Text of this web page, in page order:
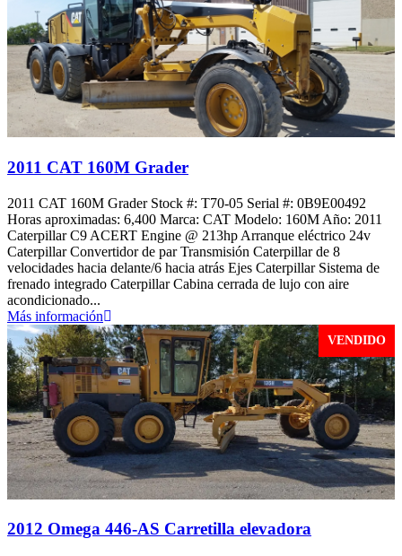
2011 CAT 160M Grader
2011 CAT 160M Grader Stock #: T70-05 Serial #: 0B9E00492
Horas aproximadas: 6,400 Marca: CAT Modelo: 160M Año: 2011
Caterpillar C9 ACERT Engine @ 213hp Arranque eléctrico 24v
Caterpillar Convertidor de par Transmisión Caterpillar de 8
velocidades hacia delante/6 hacia atrás Ejes Caterpillar Sistema de
frenado integrado Caterpillar Cabina cerrada de lujo con aire
acondicionado...
Más información
VENDIDO
2012 Omega 446-AS Carretilla elevadora